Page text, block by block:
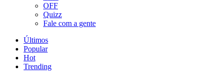
OFF
Quizz
Fale com a gente
Últimos
Popular
Hot
Trending